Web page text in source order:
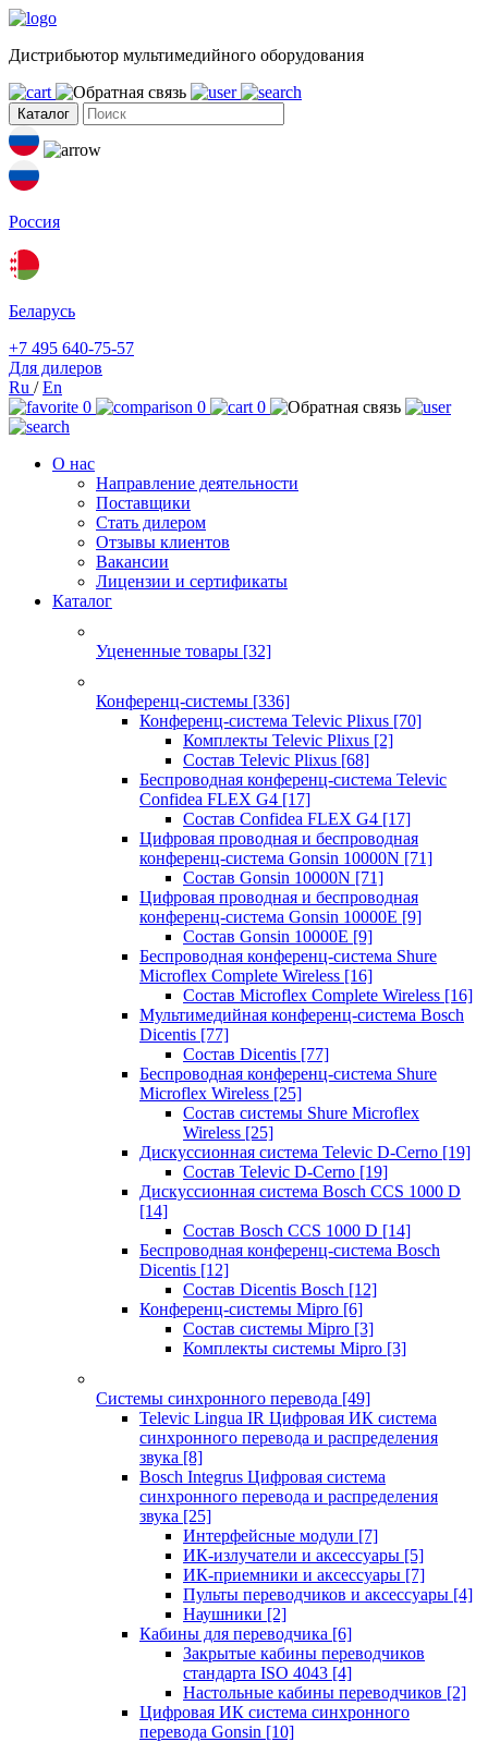
Дистрибьютор мультимедийного оборудования
Каталог
Россия
Беларусь
+7 495 640-75-57
Для дилеров
Ru /En
0
0 0
О нас
Направление деятельности
Поставщики
Стать дилером
Отзывы клиентов
Вакансии
Лицензии и сертификаты
Каталог
Уцененные товары [32]
Конференц-системы [336]
Конференц-система Televic Plixus [70]
Комплекты Televic Plixus [2]
Состав Televic Plixus [68]
Беспроводная конференц-система Televic
Confidea FLEX G4 [17]
Состав Confidea FLEX G4 [17]
Цифровая проводная и беспроводная
конференц-система Gonsin 10000N [71]
Состав Gonsin 10000N [71]
Цифровая проводная и беспроводная
конференц-система Gonsin 10000E [9]
Состав Gonsin 10000E [9]
Беспроводная конференц-система Shure
Microflex Complete Wireless [16]
Состав Microflex Complete Wireless [16]
Мультимедийная конференц-система Bosch
Dicentis [77]
Состав Dicentis [77]
Беспроводная конференц-система Shure
Microflex Wireless [25]
Состав системы Shure Microflex
Wireless [25]
Дискуссионная система Televic D-Cerno [19]
Состав Televic D-Cerno [19]
Дискуссионная система Bosch CCS 1000 D
[14]
Состав Bosch CCS 1000 D [14]
Беспроводная конференц-система Bosch
Dicentis [12]
Состав Dicentis Bosch [12]
Конференц-системы Mipro [6]
Состав системы Mipro [3]
Комплекты системы Mipro [3]
Системы синхронного перевода [49]
Televic Lingua IR Цифровая ИК система
синхронного перевода и распределения
звука [8]
Bosch Integrus Цифровая система
синхронного перевода и распределения
звука [25]
Интерфейсные модули [7]
ИК-излучатели и аксессуары [5]
ИК-приемники и аксессуары [7]
Пульты переводчиков и аксессуары [4]
Наушники [2]
Кабины для переводчика [6]
Закрытые кабины переводчиков
стандарта ISO 4043 [4]
Настольные кабины переводчиков [2]
Цифровая ИК система синхронного
перевода Gonsin [10]